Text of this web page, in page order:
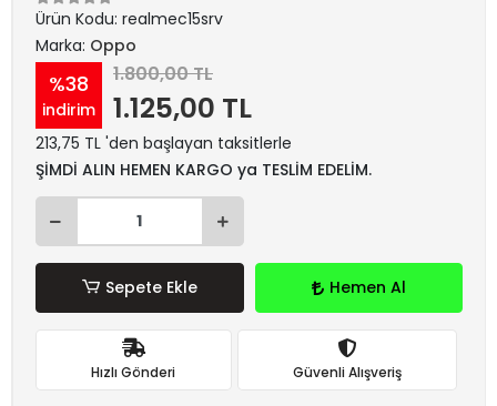
Ürün Kodu: realmec15srv
Marka: Oppo
%38
indirim
1.800,00 TL
1.125,00 TL
213,75 TL 'den başlayan taksitlerle
ŞİMDİ ALIN HEMEN KARGO ya TESLİM EDELİM.
Sepete Ekle Hemen Al
Hızlı Gönderi Güvenli Alışveriş